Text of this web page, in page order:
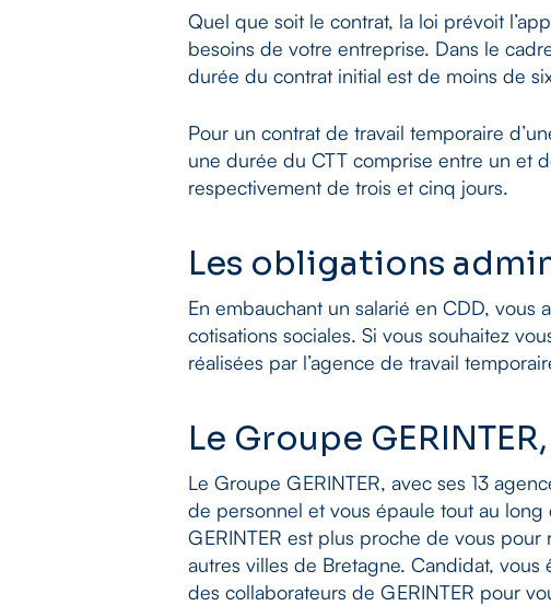
Quel que soit le contrat, la loi prévoit
besoins de votre entreprise. Dans le
durée du contrat initial est de moins de
Pour un contrat de travail temporaire
une durée du CTT comprise entre un et
respectivement de trois et cinq jours.
Les obligations
En embauchant un salarié en CDD,
cotisations sociales. Si vous souhaitez
réalisées par l’agence de travail
Le Groupe
Le Groupe GERINTER, avec ses 13
de personnel et vous épaule tout au
GERINTER est plus proche de vous
autres villes de Bretagne. Candidat, vous
des collaborateurs de GERINTER pour